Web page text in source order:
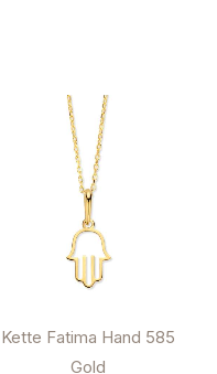
Kette Fatima Hand 585
Gold